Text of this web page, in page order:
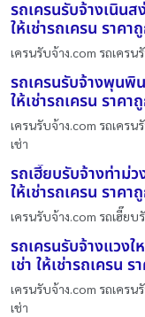
รถเครนรับจ้างเนินส
ให้เช่ารถเครน ราคา
เครนรับจ้าง.com รถเครน
รถเครนรับจ้างพุนพิ
ให้เช่ารถเครน ราคา
เครนรับจ้าง.com รถเคร
เช่า
รถเฮี๊ยบรับจ้างท่าม่ว
ให้เช่ารถเครน ราคา
เครนรับจ้าง.com รถเฮี๊ยบ
รถเครนรับจ้างแวง
เช่า ให้เช่ารถเครน ร
เครนรับจ้าง.com รถเครน
เช่า